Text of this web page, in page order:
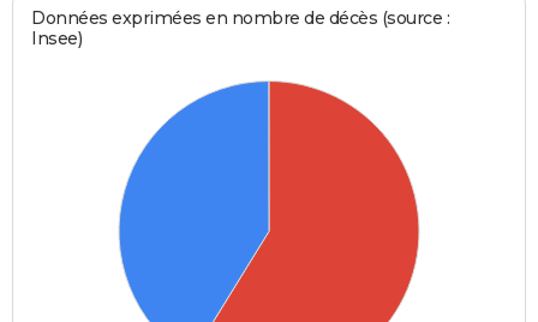
Données exprimées en nombre de décès (source :
Insee)